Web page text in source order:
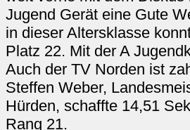
Jugend Gerät eine Gute
in dieser Altersklasse
Platz 22. Mit der A
Auch der TV Norden ist
Steffen Weber,
Hürden, schaffte 14,51
Rang 21.